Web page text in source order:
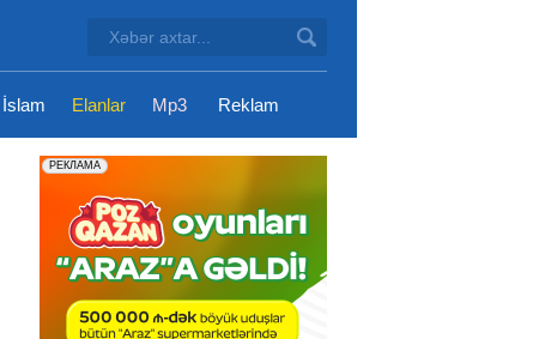
İslam Elanlar Mp3 Reklam